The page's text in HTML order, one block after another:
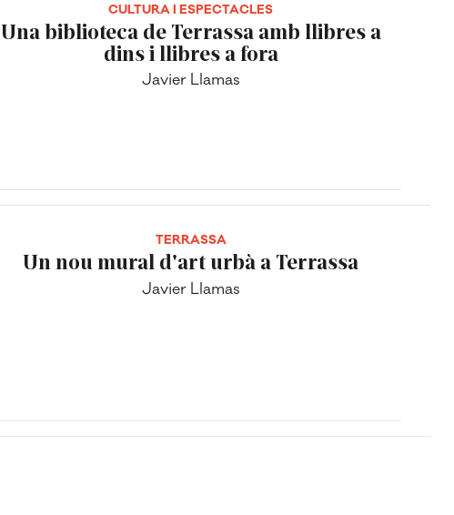
CULTURA I ESPECTACLES
Una biblioteca de Terrassa amb llibres a
dins i llibres a fora
Javier Llamas
TERRASSA
Un nou mural d'art urbà a Terrassa
Javier Llamas